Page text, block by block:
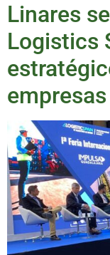
Linares
Logistics
empresas